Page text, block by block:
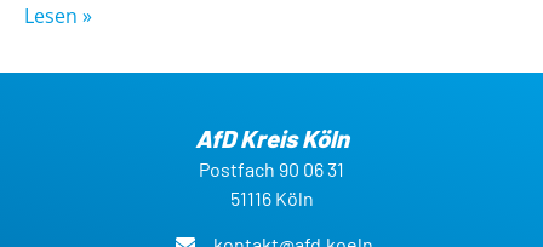
Lesen »
AfD Kreis Köln
Postfach 90 06 31
51116 Köln